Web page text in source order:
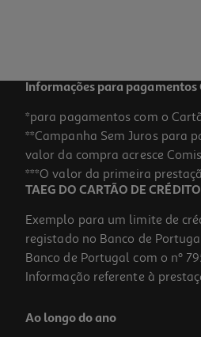
Informações para pagamentos
*para pagamentos com o
**Campanha Sem Juros para
valor da compra acresce
***O valor da primeira
TAEG DO CARTÃO DE
Exemplo para um limite de
registado no Banco de
Banco de Portugal com o nº
Informação referente à
Ao longo do ano